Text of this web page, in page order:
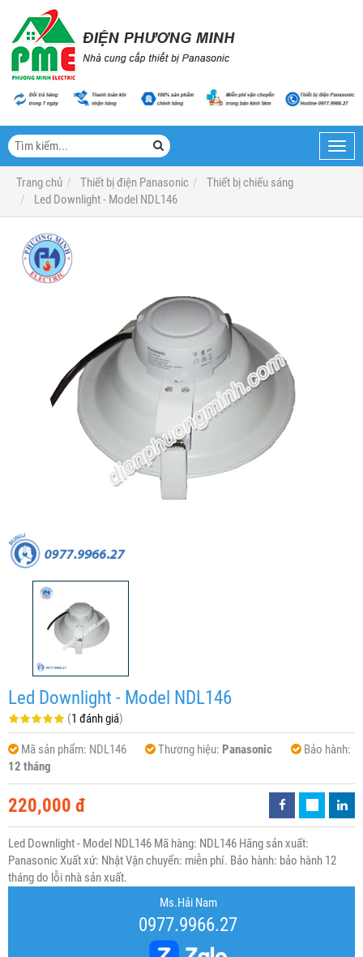
Trang chủ
Thiết bị điện Panasonic
Thiết bị chiếu sáng
Led Downlight - Model NDL146
Led Downlight - Model NDL146
(1 đánh giá)
Mã sản phẩm: NDL146 Thương hiệu: Panasonic
Bảo hành:
12 tháng
220,000 đ
Led Downlight - Model NDL146 Mã hàng: NDL146 Hãng sản xuất:
Panasonic Xuất xứ: Nhật Vận chuyển: miễn phí. Bảo hành: bảo hành 12
tháng do lỗi nhà sản xuất.
Ms.Hải Nam
0977.9966.27